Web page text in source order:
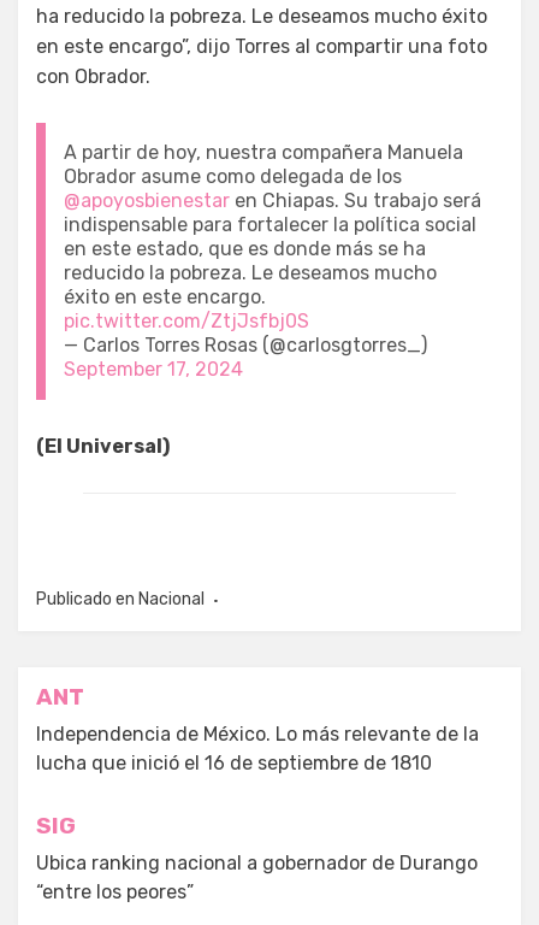
ha reducido la pobreza. Le deseamos mucho éxito
en este encargo”, dijo Torres al compartir una foto
con Obrador.
A partir de hoy, nuestra compañera Manuela
Obrador asume como delegada de los
@apoyosbienestar en Chiapas. Su trabajo será
indispensable para fortalecer la política social
en este estado, que es donde más se ha
reducido la pobreza. Le deseamos mucho
éxito en este encargo.
pic.twitter.com/ZtjJsfbj0S
— Carlos Torres Rosas (@carlosgtorres_)
September 17, 2024
(El Universal)
Publicado en Nacional
Navegación
de
entradas
ANT
Independencia de México. Lo más relevante de la
lucha que inició el 16 de septiembre de 1810
SIG
Ubica ranking nacional a gobernador de Durango
“entre los peores”